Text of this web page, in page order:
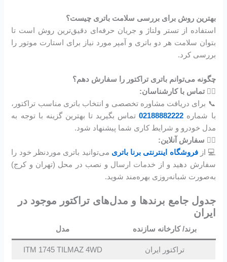
بهترین روش برای بررسی سلامت باتری چیست؟
استفاده از تستر ولتاژ و جریان حرفه‌ای دقیق‌ترین روش است تا
بتوان سلامت هر دو باتری و آمپر مورد نیاز برای استارت موتور را
بررسی کرد.
چگونه می‌توانم باتری تراکتور را سفارش دهم؟
۱️⃣ تماس با کارشناسان:
📞 برای دریافت مشاوره تخصصی و انتخاب باتری مناسب تراکتور،
با شماره 02188882222تماس بگیرید تا بهترین گزینه با توجه به
مدل خودرو و شرایط کاری شما پیشنهاد شود.
۲️⃣ سفارش آنلاین:
💻 ازفروشگاه اینترنتی برنا باتری می‌توانید باتری موردنظر خود را
سفارش دهید و از خدمات ارسال و نصب در محل (تهران و کرج)
به‌صورت شبانه‌روزی بهره‌مند شوید.
جدول جامع برندها و مدل‌های تراکتور موجود در
ایران
برند/ کارخانه سازنده مدل
تراکتور ایران ITM 1745 TILMAZ 4WD